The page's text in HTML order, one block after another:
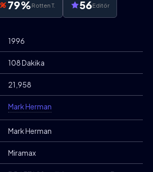
79%Rotten T. 56Editör
1996
108 Dakika
21,958
Mark Herman
Mark Herman
Miramax